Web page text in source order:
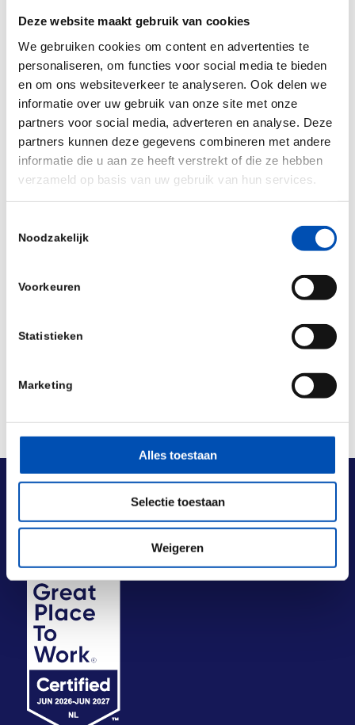
Deze website maakt gebruik van cookies
We gebruiken cookies om content en advertenties te
personaliseren, om functies voor social media te bieden
en om ons websiteverkeer te analyseren. Ook delen we
informatie over uw gebruik van onze site met onze
partners voor social media, adverteren en analyse. Deze
partners kunnen deze gegevens combineren met andere
informatie die u aan ze heeft verstrekt of die ze hebben
verzameld op basis van uw gebruik van hun services.
Noodzakelijk
Voorkeuren
Statistieken
Marketing
Alles toestaan
Selectie toestaan
Weigeren
verloren inkomstenbelasting, werkgelegenheid en
Om toch voorop te blijven lopen in innovatie op
gezondheid en duurzaamheid en bedrijven hier te
houden en laten groeien, ligt er wat ons betreft
dus een grote opdracht voor een volgend kabinet.
Hoe blijven wij als land concurrerend voor het
toptalent dat we nodig hebben om deze